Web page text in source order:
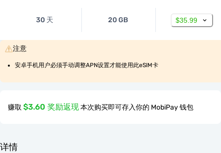
30 天 20 GB $35.99
注意
安卓手机用户必须手动调整APN设置才能使用此eSIM卡
赚取 $3.60 奖励返现本次购买即可存入你的 MobiPay 钱包
详情